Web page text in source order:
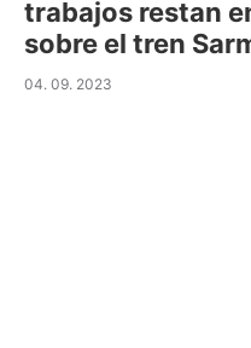
trabajos restan
sobre el tren
04. 09. 2023